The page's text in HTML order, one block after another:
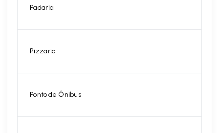
Padaria
Pizzaria
Ponto de Ônibus